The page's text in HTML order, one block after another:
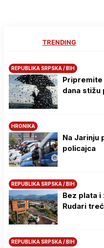
TRENDING
REPUBLIKA SRPSKA / BIH
Pripremite
dana stižu
HRONIKA
Na Јarinju
policajca
REPUBLIKA SRPSKA / BIH
Bez plata
Rudari
REPUBLIKA SRPSKA / BIH